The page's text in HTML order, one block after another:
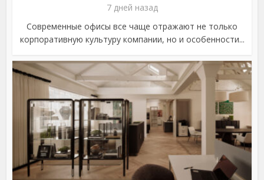
7 дней назад
Современные офисы все чаще отражают не только
корпоративную культуру компании, но и особенности...